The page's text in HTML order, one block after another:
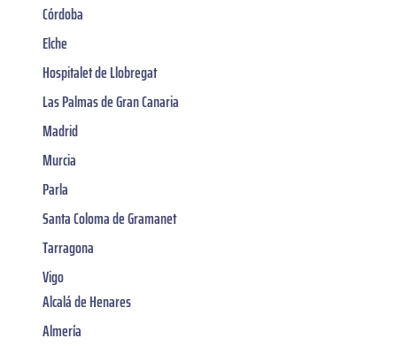
Córdoba
Elche
Hospitalet de Llobregat
Las Palmas de Gran Canaria
Madrid
Murcia
Parla
Santa Coloma de Gramanet
Tarragona
Vigo
Alcalá de Henares
Almería